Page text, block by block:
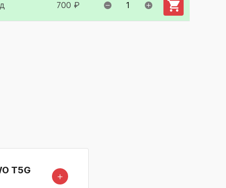
700 ₽
T5G
＋